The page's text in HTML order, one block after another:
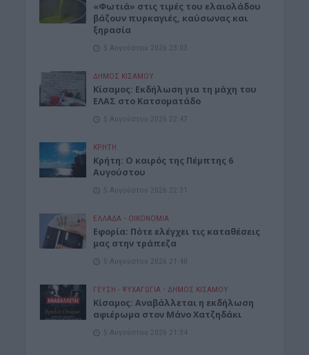
«Φωτιά» στις τιμές του ελαιολάδου
βάζουν πυρκαγιές, καύσωνας και
ξηρασία
5 Αυγούστου 2026 23:03
ΔΉΜΟΣ ΚΙΣΆΜΟΥ
Κίσαμος: Εκδήλωση για τη μάχη του
ΕΛΑΣ στο Κατσοματάδο
5 Αυγούστου 2026 22:47
ΚΡΗΤΗ
Κρήτη: Ο καιρός της Πέμπτης 6
Αυγούστου
5 Αυγούστου 2026 22:31
ΕΛΛΑΔΑ • ΟΙΚΟΝΟΜΙΑ
Εφορία: Πότε ελέγχει τις καταθέσεις
μας στην τράπεζα
5 Αυγούστου 2026 21:40
ΓΕΎΣΗ - ΨΥΧΑΓΩΓΊΑ • ΔΉΜΟΣ ΚΙΣΆΜΟΥ
Κίσαμος: Αναβάλλεται η εκδήλωση
αφιέρωμα στον Μάνο Χατζηδάκι
5 Αυγούστου 2026 21:34